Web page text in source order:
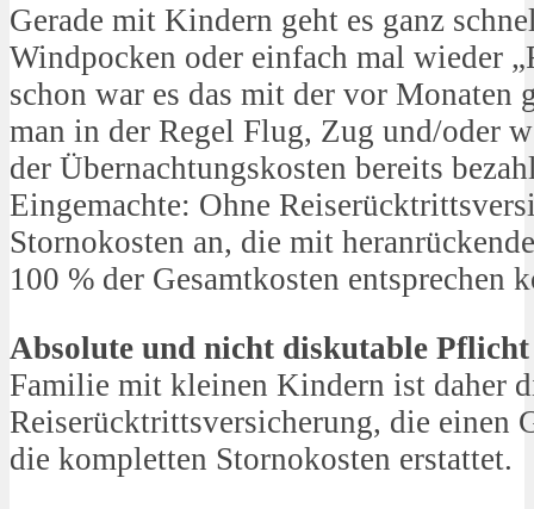
Gerade mit Kindern geht es ganz
Windpocken oder einfach mal wieder
schon war es das mit der vor Monaten
man in der Regel Flug, Zug und/oder
der Übernachtungskosten bereits
Eingemachte: Ohne
Stornokosten an, die mit
100 % der Gesamtkosten entsprechen
Absolute und nicht diskutable Pflicht
Familie mit kleinen Kindern ist daher
Reiserücktrittsversicherung, die einen
die kompletten Stornokosten erstattet.